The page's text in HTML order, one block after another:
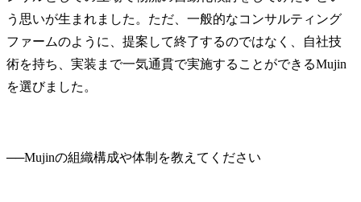
う思いが生まれました。ただ、一般的なコンサルティング
ファームのように、提案して終了するのではなく、自社技
術を持ち、実装まで一気通貫で実施することができるMujin
を選びました。
──